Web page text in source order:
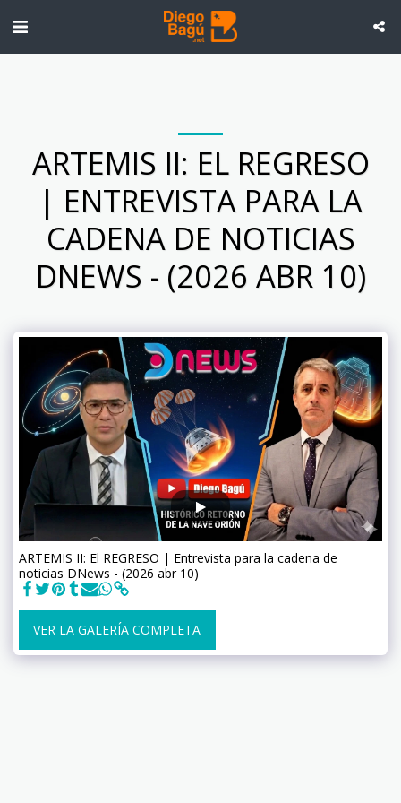
ARTEMIS II: EL REGRESO
| ENTREVISTA PARA LA
CADENA DE NOTICIAS
DNEWS - (2026 ABR 10)
ARTEMIS II: El REGRESO | Entrevista para la cadena de
noticias DNews - (2026 abr 10)
VER LA GALERÍA COMPLETA